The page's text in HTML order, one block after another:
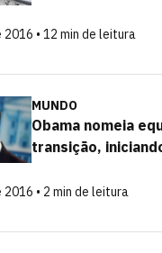
2016 • 12 min de leitura
MUNDO
Obama nomeia
transição,
• 2 min de leitura